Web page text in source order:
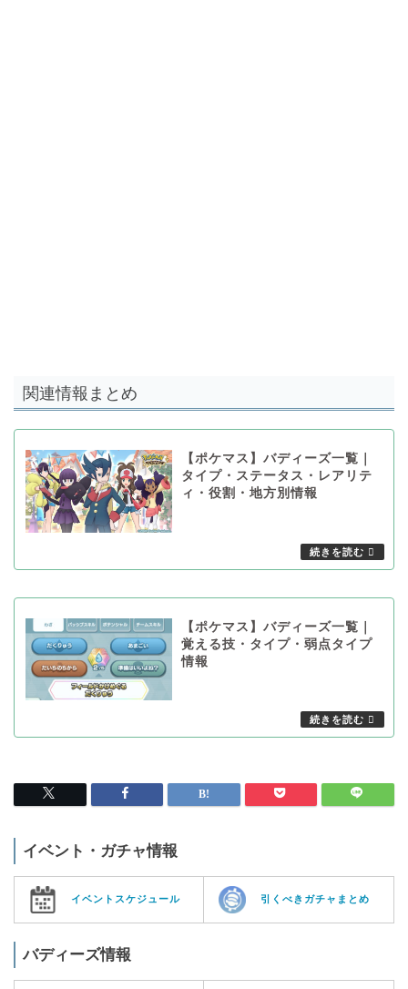
関連情報まとめ
【ポケマス】バディーズ一覧｜
タイプ・ステータス・レアリテ
ィ・役割・地方別情報
【ポケマス】バディーズ一覧｜
覚える技・タイプ・弱点タイプ
情報
イベント・ガチャ情報
イベントスケジュール 引くべきガチャまとめ
バディーズ情報